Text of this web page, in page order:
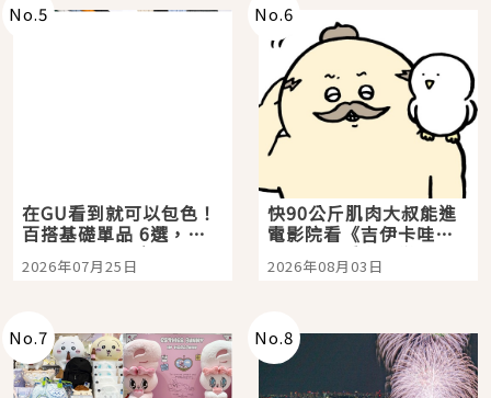
No.5
在GU看到就可以包色！
百搭基礎單品 6選，閉
眼全收也不心疼
2026年07月25日
No.6
快90公斤肌肉大叔能進
電影院看《吉伊卡哇》
嗎？日本重金屬樂團
「打首」會長與nagano
2026年08月03日
No.7 No.8